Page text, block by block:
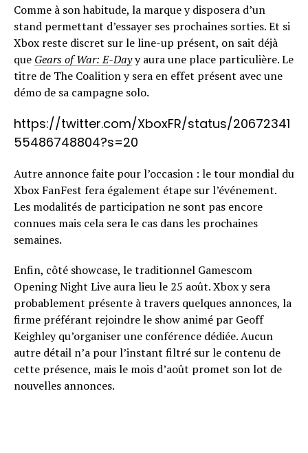
Comme à son habitude, la marque y disposera d’un
stand permettant d’essayer ses prochaines sorties. Et si
Xbox reste discret sur le line-up présent, on sait déjà
que Gears of War: E-Dayy aura une place particulière. Le
titre de The Coalition y sera en effet présent avec une
démo de sa campagne solo.
https://twitter.com/XboxFR/status/20672341
55486748804?s=20
Autre annonce faite pour l’occasion : le tour mondial du
Xbox FanFest fera également étape sur l’événement.
Les modalités de participation ne sont pas encore
connues mais cela sera le cas dans les prochaines
semaines.
Enfin, côté showcase, le traditionnel Gamescom
Opening Night Live aura lieu le 25 août. Xbox y sera
probablement présente à travers quelques annonces, la
firme préférant rejoindre le show animé par Geoff
Keighley qu’organiser une conférence dédiée. Aucun
autre détail n’a pour l’instant filtré sur le contenu de
cette présence, mais le mois d’août promet son lot de
nouvelles annonces.